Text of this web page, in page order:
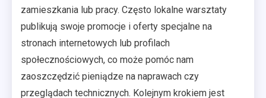
zamieszkania lub pracy. Często lokalne warsztaty
publikują swoje promocje i oferty specjalne na
stronach internetowych lub profilach
społecznościowych, co może pomóc nam
zaoszczędzić pieniądze na naprawach czy
przeglądach technicznych. Kolejnym krokiem jest